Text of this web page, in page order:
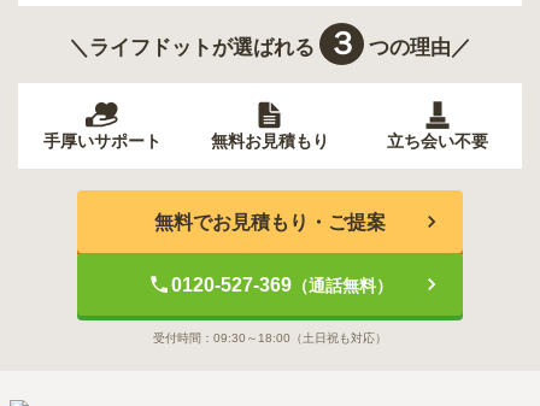
＼ライフドットが選ばれる ３ つの理由／
手厚いサポート 無料お見積もり 立ち会い不要
無料でお見積もり・ご提案
0120-527-369（通話無料）
受付時間： 09:30～18:00 （土日祝も対応）